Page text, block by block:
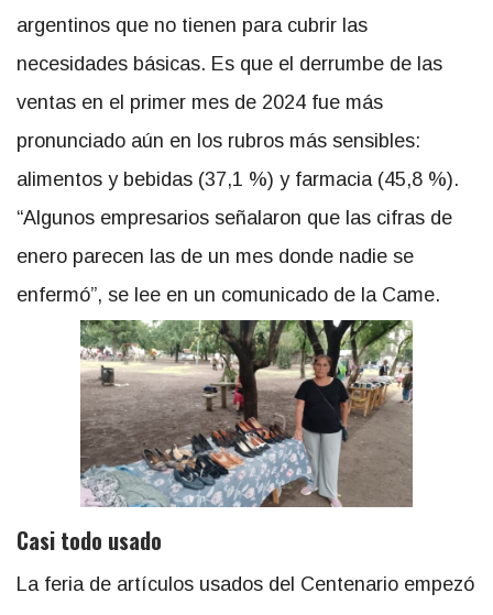
argentinos que no tienen para cubrir las
necesidades básicas. Es que el derrumbe de las
ventas en el primer mes de 2024 fue más
pronunciado aún en los rubros más sensibles:
alimentos y bebidas (37,1 %) y farmacia (45,8 %).
“Algunos empresarios señalaron que las cifras de
enero parecen las de un mes donde nadie se
enfermó”, se lee en un comunicado de la Came.
Casi todo usado
La feria de artículos usados del Centenario empezó